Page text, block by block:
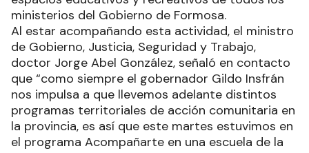
ministerios del Gobierno de Formosa.
Al estar acompañando esta actividad, el ministro
de Gobierno, Justicia, Seguridad y Trabajo,
doctor Jorge Abel González, señaló en contacto
que “como siempre el gobernador Gildo Insfrán
nos impulsa a que llevemos adelante distintos
programas territoriales de acción comunitaria en
la provincia, es así que este martes estuvimos en
el programa Acompañarte en una escuela de la